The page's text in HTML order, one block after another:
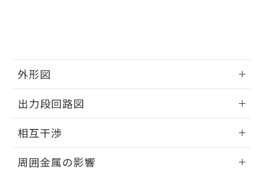
外形図
外形図
出力段回路図
出力段回路図
相互干渉
周囲金属の影響
をご了承ください。
※当社の共同利用者とは、
下記の非含有証明書をダウンロードするこ
とができます。
EU RoHS指令（10物質）の非含有証明書
51物質の非含有証明書（当社基準）
※本証明書は発行日時点で非含有を証明す
るもので、過去に遡って非含有を証明する
ものではありません。
また、RoHS指令のフタル酸エステル類４